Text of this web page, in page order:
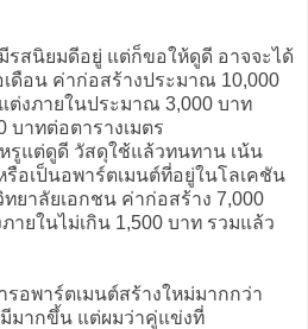
รสนิยมดีอยู่ แต่ก็ขอให้ดูดี อาจจะได้
ดือน ค่าก่อสร้างประมาณ 10,000
ต่งภายในประมาณ 3,000 บาท
บาทต่อตารางเมตร
รูแต่ดูดี วัสดุใช้แล้วทนทาน เน้น
อเป็นอพาร์ตเมนต์ที่อยู่ในโลเคชัน
ยาลัยเอกชน ค่าก่อสร้าง 7,000
ายในไม่เกิน 1,500 บาท รวมแล้ว
อพาร์ตเมนต์สร้างใหม่มากกว่า
มากขึ้น แต่ผมว่าคู่แข่งที่